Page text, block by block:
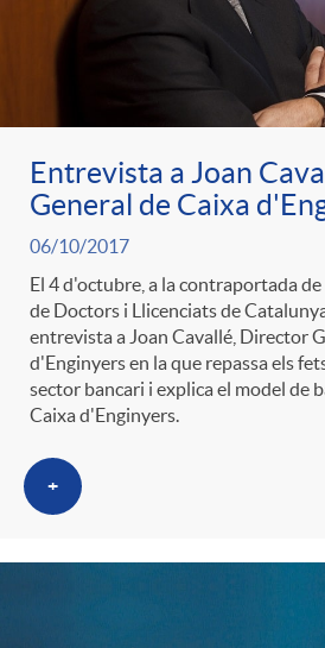
a
S
a
l
a
d
e
r
c
a
t
e
n
i
d
o
A
n
i
c
a
d
o
r
d
Entrevista a Joan
General de Caixa
06/10/2017
El 4 d'octubre, a la contraportada de
de Doctors i Llicenciats de
entrevista a Joan Cavallé, Director
d'Enginyers en la que repassa els
sector bancari i explica el model de
Caixa d'Enginyers.
+